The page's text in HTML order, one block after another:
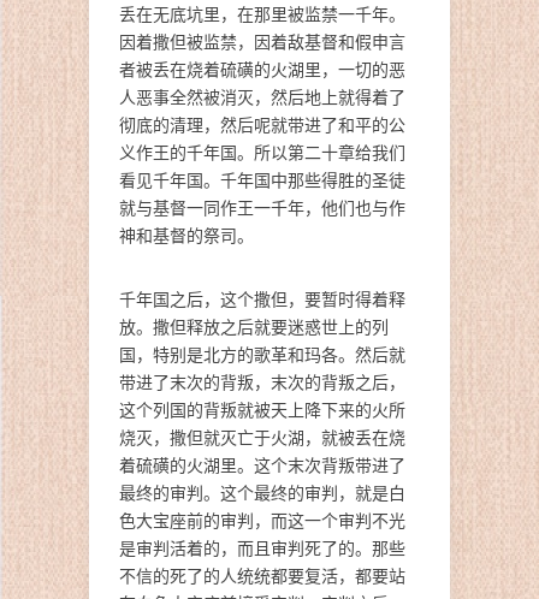
丢在无底坑里，在那里被监禁一千年。
因着撒但被监禁，因着敌基督和假申言
者被丢在烧着硫磺的火湖里，一切的恶
人恶事全然被消灭，然后地上就得着了
彻底的清理，然后呢就带进了和平的公
义作王的千年国。所以第二十章给我们
看见千年国。千年国中那些得胜的圣徒
就与基督一同作王一千年，他们也与作
神和基督的祭司。
千年国之后，这个撒但，要暂时得着释
放。撒但释放之后就要迷惑世上的列
国，特别是北方的歌革和玛各。然后就
带进了末次的背叛，末次的背叛之后，
这个列国的背叛就被天上降下来的火所
烧灭，撒但就灭亡于火湖，就被丢在烧
着硫磺的火湖里。这个末次背叛带进了
最终的审判。这个最终的审判，就是白
色大宝座前的审判，而这一个审判不光
是审判活着的，而且审判死了的。那些
不信的死了的人统统都要复活，都要站